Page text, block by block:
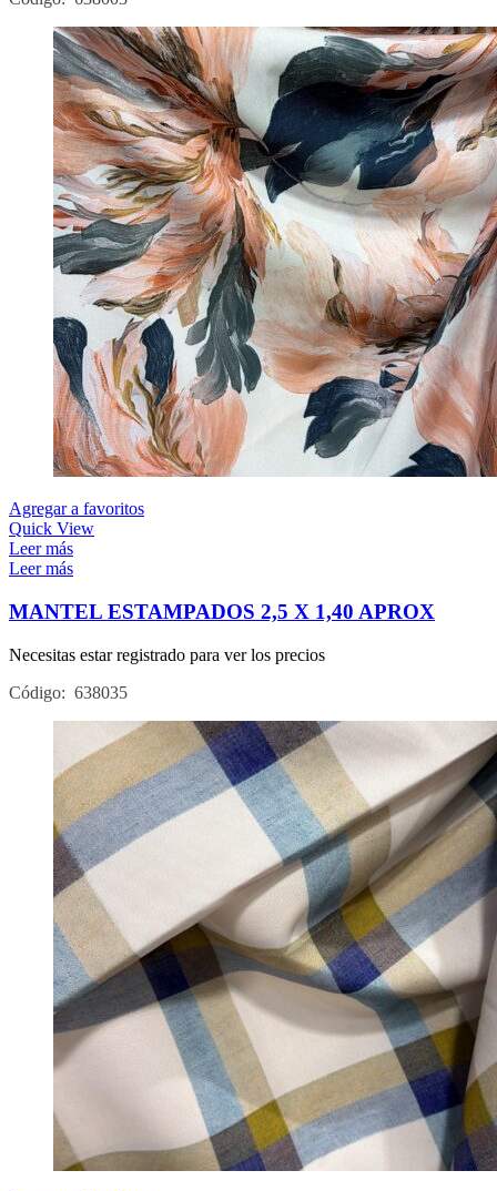
Agregar a favoritos
Quick View
Leer más
Leer más
MANTEL ESTAMPADOS 2,5 X 1,40 APROX
Necesitas estar registrado para ver los precios
Código: 638035